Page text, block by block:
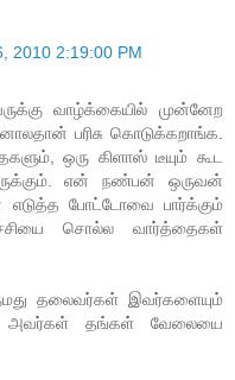
2010 2:19:00 PM
வாழ்க்கையில் முன்னேற
பரிசு கொடுக்கறாங்க.
ஒரு கிளாஸ் டீயும் கூட
என் நண்பன் ஒருவன்
எடுத்த போட்டோவை பார்க்கும்
சொல்ல வார்த்தைகள்
தலைவர்கள் இவர்களையும்
அவர்கள் தங்கள் வேலையை